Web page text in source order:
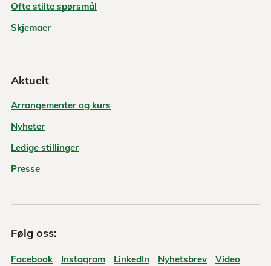
Ofte stilte spørsmål
Skjemaer
Aktuelt
Arrangementer og kurs
Nyheter
Ledige stillinger
Presse
Følg oss:
Facebook Instagram LinkedIn Nyhetsbrev Video